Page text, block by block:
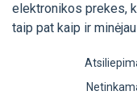
elektronikos prekes,
taip pat kaip ir